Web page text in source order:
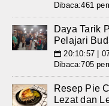
Dibaca:461
Daya Tarik
Pelajari
📅 20:10:57 |
Dibaca:705
Resep Pie
Lezat dan